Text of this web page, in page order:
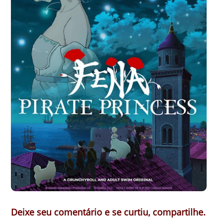
Deixe seu comentário e se curtiu, compartilhe.